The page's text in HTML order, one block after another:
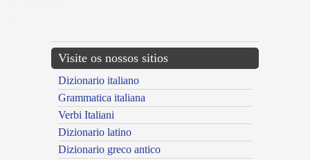
Visite os nossos sitios
Dizionario italiano
Grammatica italiana
Verbi Italiani
Dizionario latino
Dizionario greco antico